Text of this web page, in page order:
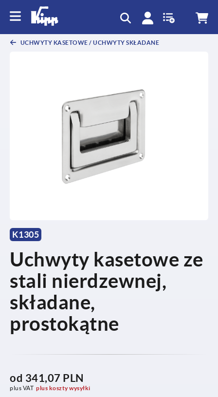
UCHWYTY KASETOWE / UCHWYTY SKŁADANE
K1305
Uchwyty kasetowe ze
stali nierdzewnej,
składane,
prostokątne
od 341,07 PLN
plus VAT plus koszty wysyłki